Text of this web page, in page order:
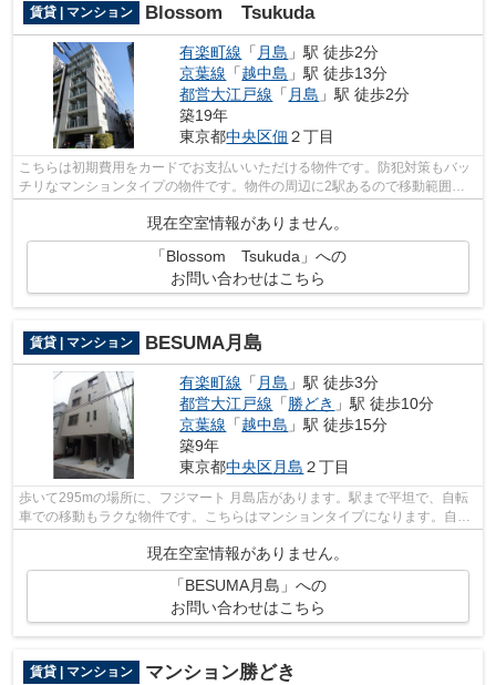
賃貸 | マンション Blossom Tsukuda
有楽町線 「 月島 」駅 徒歩2分
京葉線 「越中島 」駅 徒歩13分
都営大江戸線 「 月島 」駅 徒歩2分
築19年
東京都中央区佃 ２丁目
こちらは初期費用をカードでお支払いいただける物件です。防犯対策もバッ
チリなマンションタイプの物件です。物件の周辺に2駅あるので移動範囲も
広がります。徒歩2分の位置に駅がある...
現在空室情報がありません。
「Blossom Tsukuda」への
お問い合わせはこちら
賃貸 | マンション BESUMA月島
有楽町線 「 月島 」駅 徒歩3分
都営大江戸線 「 勝どき 」駅 徒歩10分
京葉線 「越中島 」駅 徒歩15分
築9年
東京都中央区月島 ２丁目
歩いて295mの場所に、フジマート 月島店があります。駅まで平坦で、自転
車での移動もラクな物件です。こちらはマンションタイプになります。自宅
から2駅利用できる、利便性の高いマン...
現在空室情報がありません。
「BESUMA月島」への
お問い合わせはこちら
賃貸 | マンション マンション勝どき